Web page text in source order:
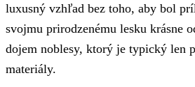
luxusný vzhľad bez toho, aby bol
svojmu prirodzenému lesku krásne
dojem noblesy, ktorý je typický len
materiály.